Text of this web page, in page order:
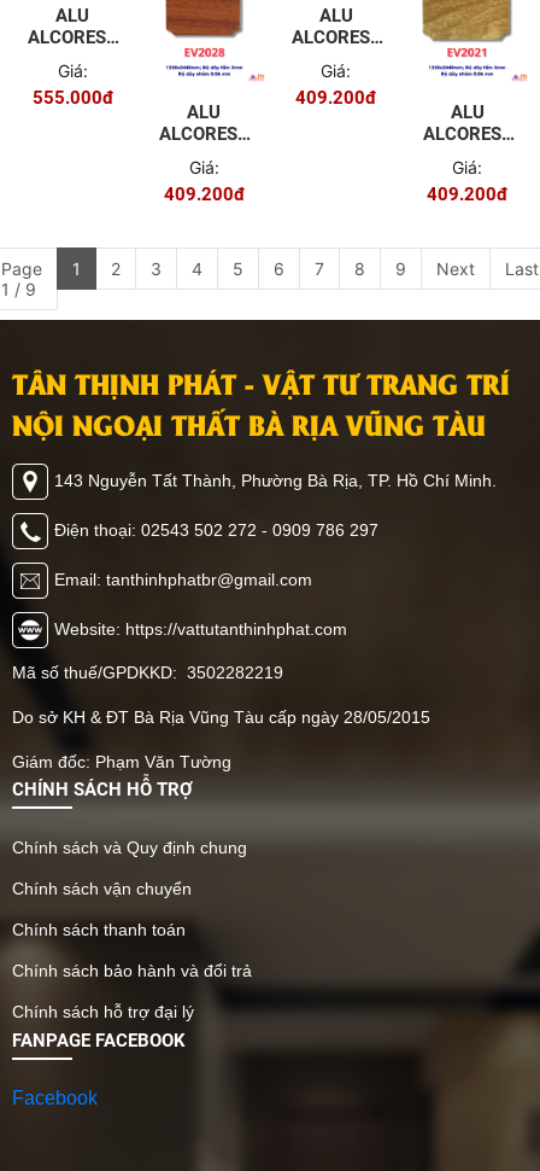
GƯƠNG
VÀNG
ALU
ALCOREST
TRONG
NHÀ PET
EV2028
GỖ ĐỎ
Giá:
409.200đ
ALU
ALCOREST
TRONG
NHÀ PET
EV2025
Giá:
409.200đ
ALU
ALCOREST
TRONG
NHÀ PET
EV2021
GỖ NHẠT
Giá:
409.200đ
Page
1 / 9
1 2 3 4 5 6 7 8 9 Next Last
TÂN THỊNH PHÁT - VẬT TƯ TRANG TRÍ
NỘI NGOẠI THẤT BÀ RỊA VŨNG TÀU
143 Nguyễn Tất Thành, Phường Bà Rịa, TP. Hồ Chí Minh.
Điện thoại: 02543 502 272 - 0909 786 297
Email: tanthinhphatbr@gmail.com
Website: https://vattutanthinhphat.com
Mã số thuế/GPDKKD: 3502282219
Do sở KH & ĐT Bà Rịa Vũng Tàu cấp ngày 28/05/2015
Giám đốc: Phạm Văn Tường
CHÍNH SÁCH HỖ TRỢ
Chính sách và Quy định chung
Chính sách vận chuyển
Chính sách thanh toán
Chính sách bảo hành và đổi trả
Chính sách hỗ trợ đại lý
FANPAGE FACEBOOK
Facebook